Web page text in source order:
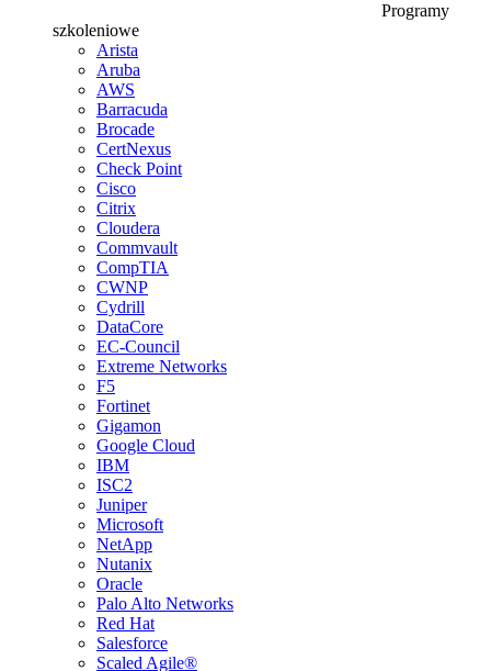
Programy
szkoleniowe
Arista
Aruba
AWS
Barracuda
Brocade
CertNexus
Check Point
Cisco
Citrix
Cloudera
Commvault
CompTIA
CWNP
Cydrill
DataCore
EC-Council
Extreme Networks
F5
Fortinet
Gigamon
Google Cloud
IBM
ISC2
Juniper
Microsoft
NetApp
Nutanix
Oracle
Palo Alto Networks
Red Hat
Salesforce
Scaled Agile®